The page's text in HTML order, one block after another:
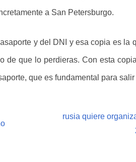
a San Petersburgo.
y del DNI y esa copia es la
de que lo perdieras. Con esta
que es fundamental para
rusia quiere